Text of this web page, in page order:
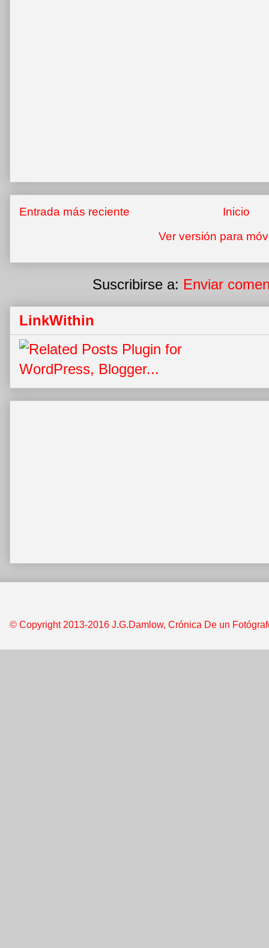
Entrada más reciente
Inicio
Ver versión para
Suscribirse a: Enviar
LinkWithin
© Copyright 2013-2016 J.G.Damlow, Crónica De un